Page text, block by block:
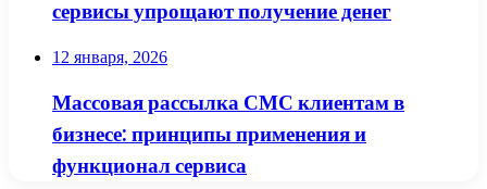
сервисы упрощают получение денег
12 января, 2026
Массовая рассылка СМС клиентам в
бизнесе: принципы применения и
функционал сервиса